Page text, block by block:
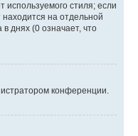
стиля; если
на отдельной
днях (0 означает, что
конференции.